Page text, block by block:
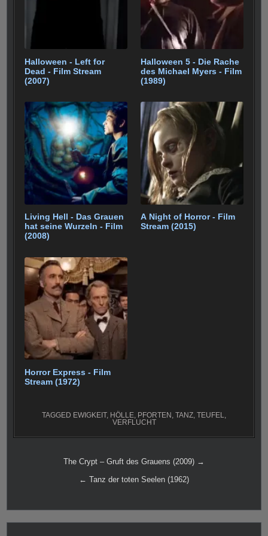
Halloween - Left for
Dead - Film Stream
(2007)
Halloween 5 - Die Rache
des Michael Myers - Film
(1989)
Living Hell - Das Grauen
hat seine Wurzeln - Film
(2008)
A Night of Horror - Film
Stream (2015)
Horror Express - Film
Stream (1972)
TAGGED EWIGKEIT, HÖLLE, PFORTEN , TANZ, TEUFEL,
VERFLUCHT
Beitragsnavigation
The Crypt – Gruft des Grauens (2009) →
← Tanz der toten Seelen (1962)